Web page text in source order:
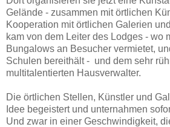
Gelände - zusammen mit örtlichen
Kooperation mit örtlichen Galerien
kam von dem Leiter des Lodges - wo
Bungalows an Besucher vermietet,
Schulen bereithält - und dem sehr
multitalentierten Hausverwalter.
Die örtlichen Stellen, Künstler und
Idee begeistert und unternahmen
Und zwar in einer Geschwindigkeit,